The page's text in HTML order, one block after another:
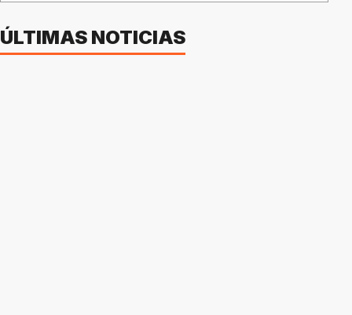
ÚLTIMAS NOTICIAS